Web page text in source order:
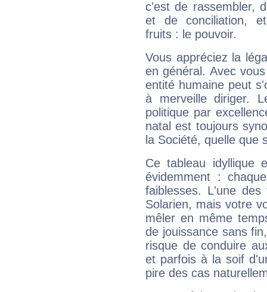
c'est de rassembler,
et de conciliation,
fruits : le pouvoir.
Vous appréciez la
en général. Avec
entité humaine peut
à merveille diriger.
politique par
natal est toujours
la Société, quelle que
Ce tableau idyllique
évidemment :
faiblesses. L'une
Solarien, mais votre
mêler en même
de jouissance sans
risque de conduire
et parfois à la soif
pire des cas